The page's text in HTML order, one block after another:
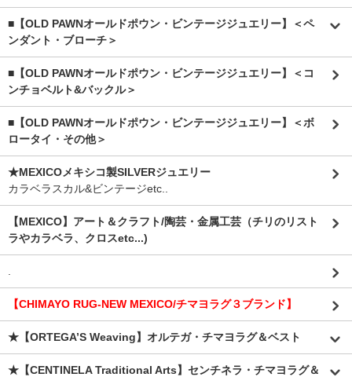
■【OLD PAWNオールドポウン・ビンテージジュエリー】＜ペ
ンダント・ブローチ＞
■【OLD PAWNオールドポウン・ビンテージジュエリー】＜コ
ンチョベルト&バックル＞
■【OLD PAWNオールドポウン・ビンテージジュエリー】＜ボ
ロータイ・その他＞
★MEXICOメキシコ製SILVERジュエリー
カラベラスカル&ビンテージetc..
【MEXICO】アート＆クラフト/陶芸・金属工芸（チリのリスト
ラやカラベラ、クロスetc...)
【CHIMAYO RUG-NEW MEXICO/チマヨラグ３ブランド】
★【ORTEGA’S Weaving】オルテガ・チマヨラグ＆ベスト
★【CENTINELA Traditional Arts】センチネラ・チマヨラグ＆